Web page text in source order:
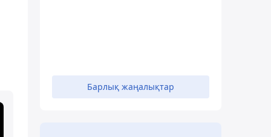
Барлық жаңалықтар